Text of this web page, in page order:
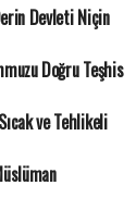
Devleti Niçin
Doğru Teşhis
ve Tehlikeli